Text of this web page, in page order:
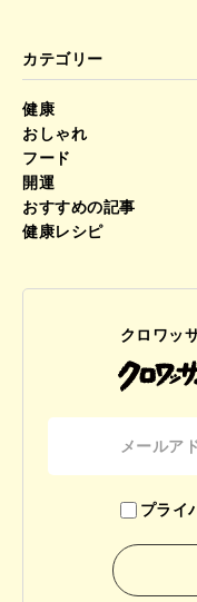
カテゴリー
健康
おしゃれ
フード
開運
おすすめの記事
健康レシピ
クロワッ
プライ